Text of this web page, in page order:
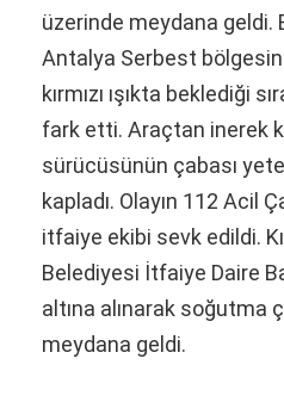
üzerinde meydana geldi.
Antalya Serbest
kırmızı ışıkta beklediği
fark etti. Araçtan inerek
sürücüsünün çabası
kapladı. Olayın 112 Acil
itfaiye ekibi sevk edildi.
Belediyesi İtfaiye Daire
altına alınarak soğutma
meydana geldi.